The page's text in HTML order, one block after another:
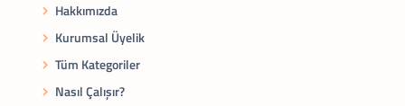
Hakkımızda
Kurumsal Üyelik
Tüm Kategoriler
Nasıl Çalışır?